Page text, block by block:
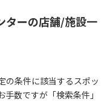
ターの店舗/施設一
条件に該当するスポッ
数ですが「検索条件」